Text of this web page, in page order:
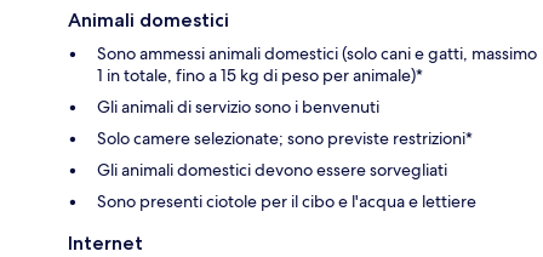
Animali domestici
Sono ammessi animali domestici (solo cani e gatti, massimo
1 in totale, fino a 15 kg di peso per animale)*
Gli animali di servizio sono i benvenuti
Solo camere selezionate; sono previste restrizioni*
Gli animali domestici devono essere sorvegliati
Sono presenti ciotole per il cibo e l'acqua e lettiere
Internet